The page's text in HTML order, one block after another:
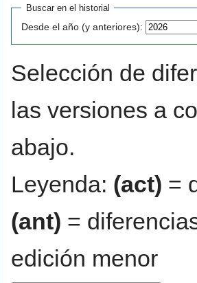
Buscar en el historial
Desde el año (y anteriores):
Selección de
las versiones a
abajo.
Leyenda: (act) =
(ant) =
edición menor